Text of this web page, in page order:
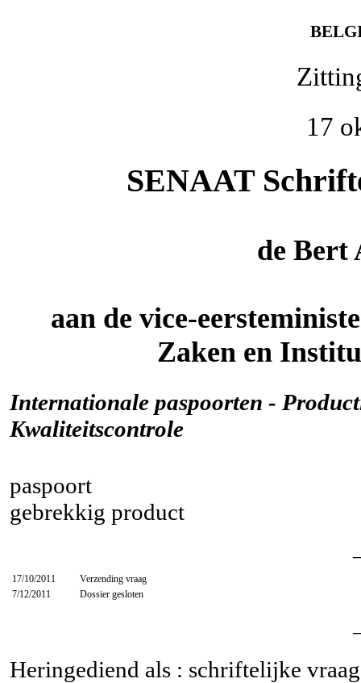
17
SENAAT
de Bert
aan de vice-
Zaken en
Internationale paspoorten -
Kwaliteitscontrole
paspoort
gebrekkig product
17/10/2011
Verzending vraag
7/12/2011
Dossier gesloten
Heringediend als : schriftelijke